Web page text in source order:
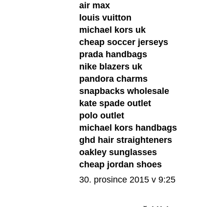
air max
louis vuitton
michael kors uk
cheap soccer jerseys
prada handbags
nike blazers uk
pandora charms
snapbacks wholesale
kate spade outlet
polo outlet
michael kors handbags
ghd hair straighteners
oakley sunglasses
cheap jordan shoes
30. prosince 2015 v 9:25